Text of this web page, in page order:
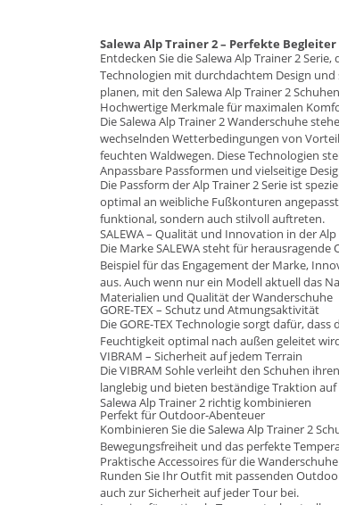
Salewa Alp Trainer 2 – Perfekte
Entdecken Sie die Salewa Alp Trainer 2
Technologien mit durchdachtem Design
planen, mit den Salewa Alp Trainer 2
Hochwertige Merkmale für maximalen
Die Salewa Alp Trainer 2 Wanderschuhe
wechselnden Wetterbedingungen von
feuchten Waldwegen. Diese Technologien
Anpassbare Passformen und vielseitige
Die Passform der Alp Trainer 2 Serie ist
optimal an weibliche Fußkonturen
funktional, sondern auch stilvoll auftreten.
SALEWA – Qualität und Innovation in der Alp
Die MarkeSALEWAsteht für herausragende
Beispiel für das Engagement der Marke,
aus. Auch wenn nur ein Modell aktuell das
Materialien und Qualität der Wanderschuhe
GORE-TEX – Schutz und Atmungsaktivität
Die GORE-TEX Technologie sorgt dafür,
Feuchtigkeit optimal nach außen geleitet
VIBRAM – Sicherheit auf jedem Terrain
Die VIBRAM Sohle verleiht den Schuhen
langlebig und bieten beständige Traktion
Salewa Alp Trainer 2 richtig kombinieren
Perfekt für Outdoor-Abenteuer
Kombinieren Sie die Salewa Alp Trainer 2
Bewegungsfreiheit und das perfekte
Praktische Accessoires für die Wanderschuhe
Runden Sie Ihr Outfit mit passenden
auch zur Sicherheit auf jeder Tour bei.